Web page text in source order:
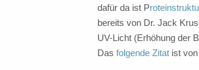
dafür da ist P
bereits von Dr. Jack
UV-Licht (Erhöhung der
Das folgende Zitat ist